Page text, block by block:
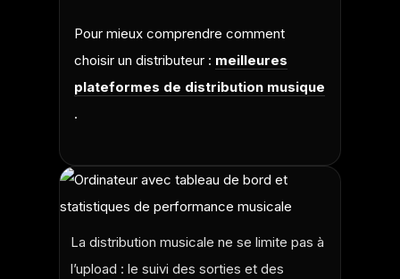
Pour mieux comprendre comment
choisir un distributeur : meilleures
plateformes de distribution musique
.
La distribution musicale ne se limite pas à
l’upload : le suivi des sorties et des